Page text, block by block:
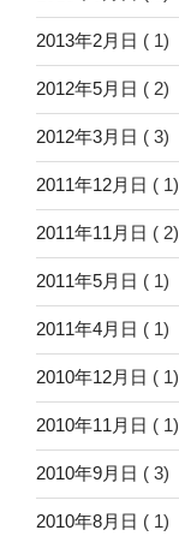
2013年2月日 ( 1)
2012年5月日 ( 2)
2012年3月日 ( 3)
2011年12月日 ( 1)
2011年11月日 ( 2)
2011年5月日 ( 1)
2011年4月日 ( 1)
2010年12月日 ( 1)
2010年11月日 ( 1)
2010年9月日 ( 3)
2010年8月日 ( 1)